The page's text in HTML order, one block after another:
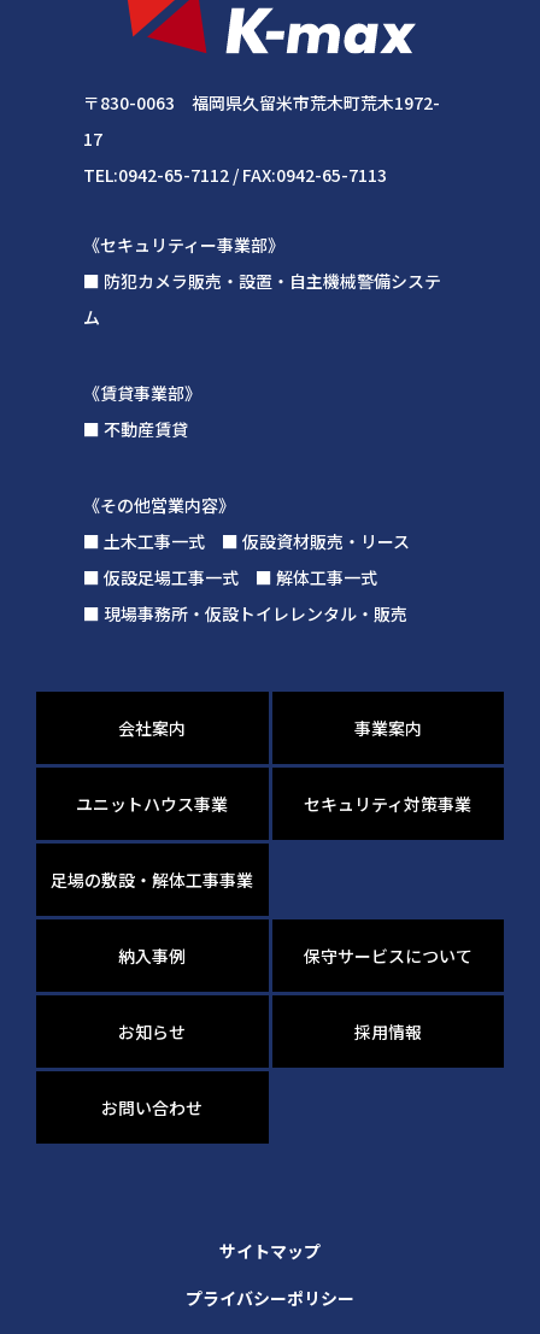
〒830-0063 福岡県久留米市荒木町荒木1972-
17
TEL:0942-65-7112 / FAX:0942-65-7113
《セキュリティー事業部》
■ 防犯カメラ販売・設置・自主機械警備システ
ム
《賃貸事業部》
■ 不動産賃貸
《その他営業内容》
■ 土木工事一式 ■ 仮設資材販売・リース
■ 仮設足場工事一式 ■ 解体工事一式
■ 現場事務所・仮設トイレレンタル・販売
会社案内 事業案内
ユニットハウス事業 セキュリティ対策事業
足場の敷設・解体工事事業
納入事例 保守サービスについて
お知らせ 採用情報
お問い合わせ
サイトマップ
プライバシーポリシー